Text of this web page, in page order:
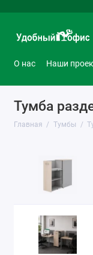
О нас Наши
Тумба
Главная Тумбы